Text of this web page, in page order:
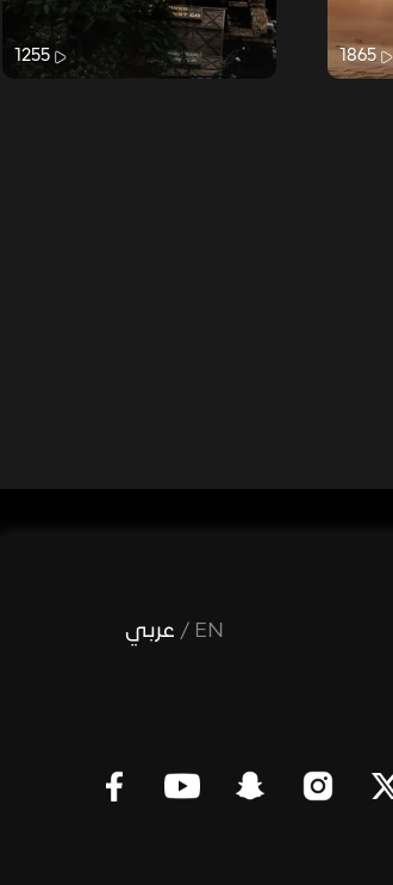
1865
1255
EN
/ عربي